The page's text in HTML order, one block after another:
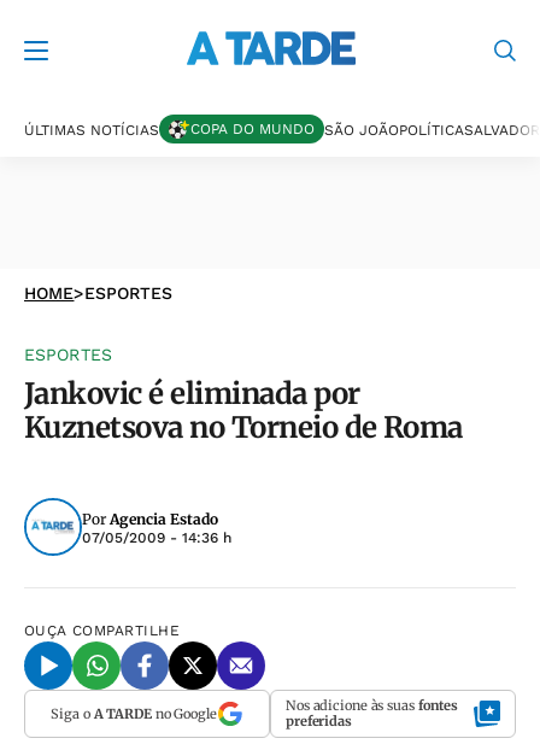
ÚLTIMAS NOTÍCIAS COPA DO MUNDO SÃO JOÃOPOLÍTICASALVADOR
HOME>ESPORTES
ESPORTES
Jankovic é eliminada por
Kuznetsova no Torneio de Roma
PorAgencia Estado
07/05/2009 - 14:36 h
OUÇA COMPARTILHE
Siga o A TARDEno Google Nos adicione às suas fontes
preferidas